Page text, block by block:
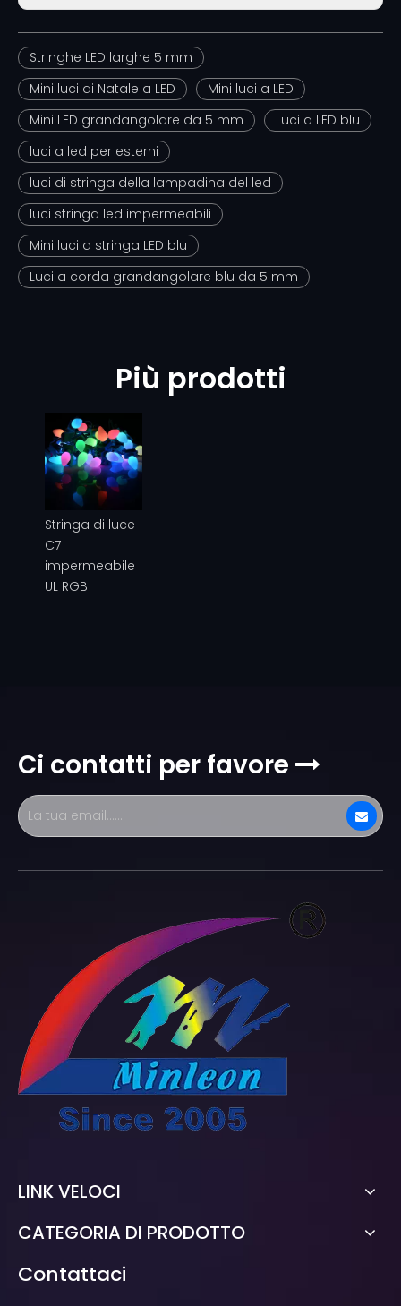
Stringhe LED larghe 5 mm
Mini luci di Natale a LED
Mini luci a LED
Mini LED grandangolare da 5 mm
Luci a LED blu
luci a led per esterni
luci di stringa della lampadina del led
luci stringa led impermeabili
Mini luci a stringa LED blu
Luci a corda grandangolare blu da 5 mm
Più prodotti
Stringa di luce
C7
impermeabile
UL RGB
Ci contatti per favore 
LINK VELOCI
CATEGORIA DI PRODOTTO
Contattaci